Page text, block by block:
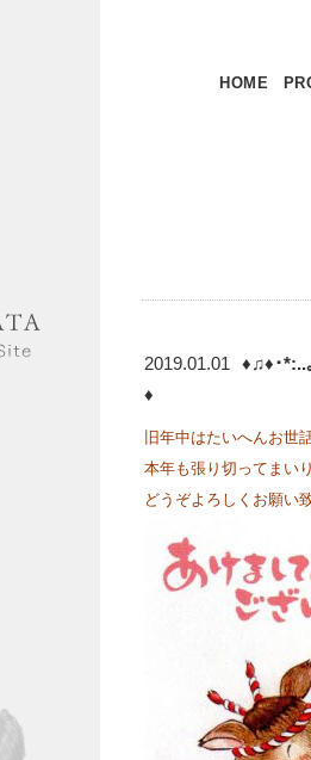
HOME
2019.01.01
♦♫♦･*:..
♦
旧年中はたいへんお世
本年も張り切ってまい
どうぞよろしくお願い